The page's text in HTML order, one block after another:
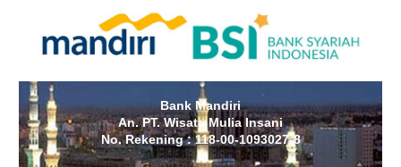
Bank Mandiri
An. PT. Wisata Mulia Insani
No. Rekening : 118-00-1093027-8